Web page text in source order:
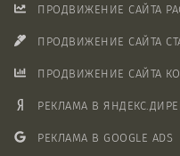
ПРОДВИЖЕНИЕ САЙТА
ПРОДВИЖЕНИЕ САЙТА
ПРОДВИЖЕНИЕ САЙТА
РЕКЛАМА В
РЕКЛАМА В GOOGLE ADS